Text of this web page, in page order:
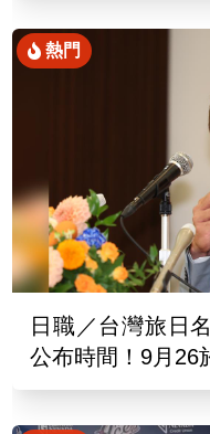
熱門
日職／台灣旅日
公布時間！9月26